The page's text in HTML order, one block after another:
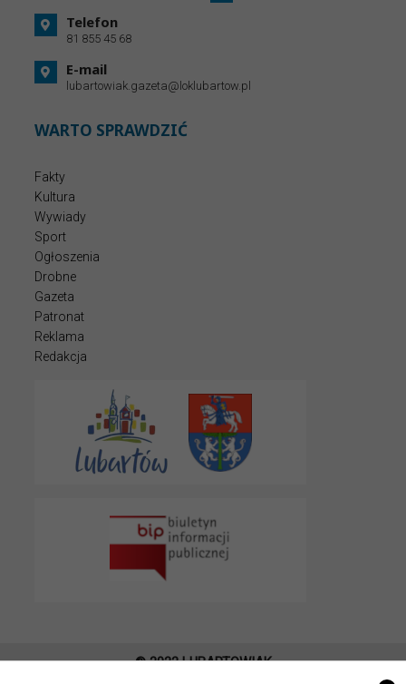
Telefon
81 855 45 68
E-mail
lubartowiak.gazeta@loklubartow.pl
WARTO SPRAWDZIĆ
Fakty
Kultura
Wywiady
Sport
Ogłoszenia
Drobne
Gazeta
Patronat
Reklama
Redakcja
© 2022 LUBARTOWIAK